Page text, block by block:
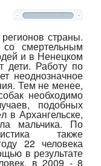
страны.
смертельным
и в Ненецком
дети. Работу по
неоднозначное
Тем не менее,
необходимо
подобных
в Архангельске,
мальчика. По
также
22 человека
в результате
в 2009 - 8